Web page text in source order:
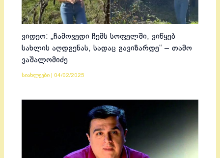
ვიდეო: „ჩამოვედი ჩემს სოფელში, ვიწყებ
სახლის აღდგენას, სადაც გავიზარდე“ – თამო
ვაშალომიძე
სიახლეები 04/02/2025